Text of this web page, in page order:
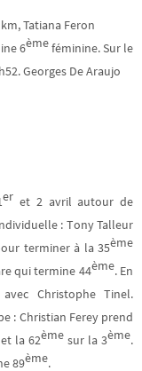
Tatiana Feron
6èmeféminine. Sur le
Georges De Araujo
er et 2 avril autour de
: Tony Talleur
terminer à la 35ème
qui termine 44ème. En
Christophe Tinel.
: Christian Ferey prend
la 62ème sur la 3ème.
89ème.